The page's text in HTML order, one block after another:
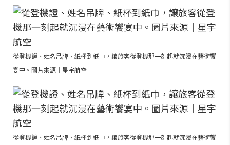
從登機證、姓名吊牌、紙杯到紙巾，讓旅客從登機那一刻起就沉浸在藝術饗
宴中。圖片來源｜星宇航空
從登機證、姓名吊牌、紙杯到紙巾，讓旅客從登機那一刻起就沉浸在藝術饗